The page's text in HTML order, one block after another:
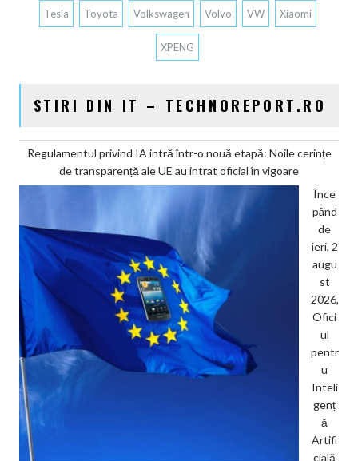
Tesla Toyota Volkswagen Volvo VW Xiaomi
XPENG
STIRI DIN IT – TECHNOREPORT.RO
Regulamentul privind IA intră într-o nouă etapă: Noile cerințe
de transparență ale UE au intrat oficial în vigoare
Înce
pând
de
ieri, 2
augu
st
2026,
Ofici
ul
pentr
u
Inteli
genț
ă
Artifi
cială